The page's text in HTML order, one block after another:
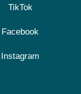
TikTok
Facebook
Instagram